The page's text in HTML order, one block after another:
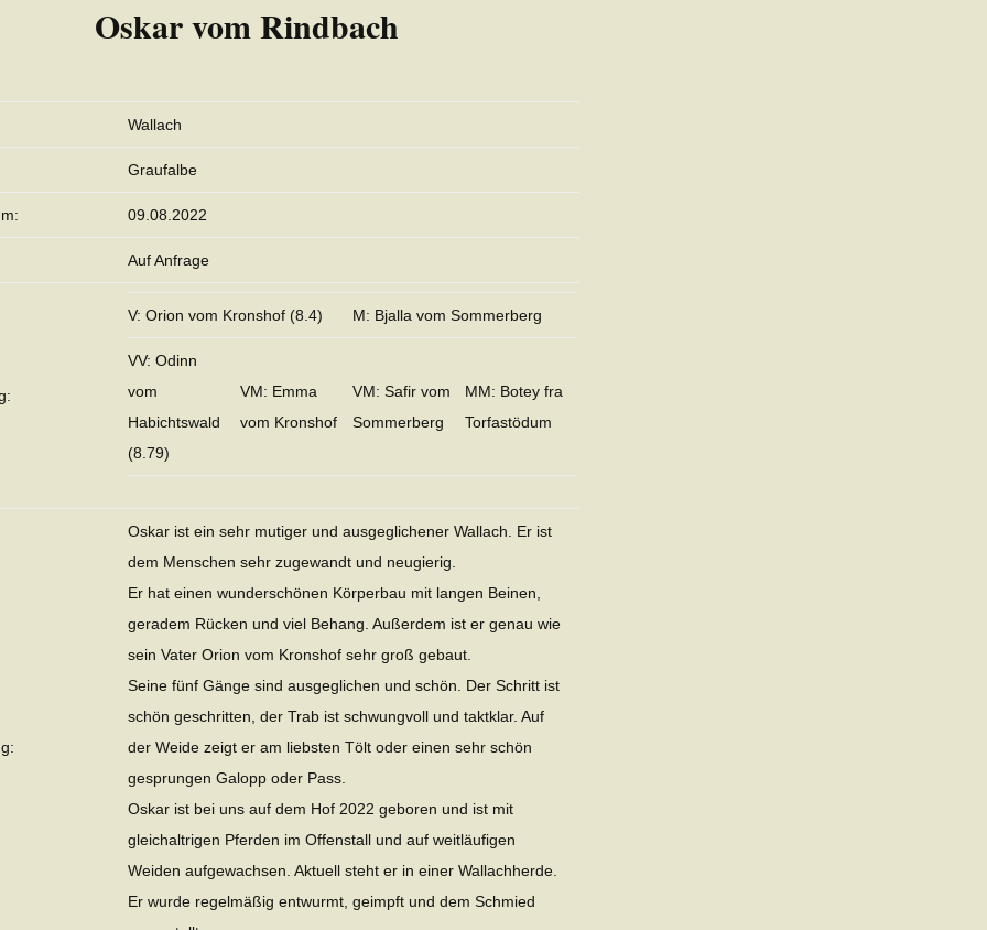
Oskar vom Rindbach
Wallach
Graufalbe
09.08.2022
Auf Anfrage
V: Orion vom Kronshof (8.4) M: Bjalla vom Sommerberg
VV: Odinn
vom
Habichtswald
(8.79)
VM: Emma
vom Kronshof
VM: Safir vom
Sommerberg
MM: Botey fra
Torfastödum
Oskar ist ein sehr mutiger und ausgeglichener Wallach. Er ist
dem Menschen sehr zugewandt und neugierig.
Er hat einen wunderschönen Körperbau mit langen Beinen,
geradem Rücken und viel Behang. Außerdem ist er genau wie
sein Vater Orion vom Kronshof sehr groß gebaut.
Seine fünf Gänge sind ausgeglichen und schön. Der Schritt ist
schön geschritten, der Trab ist schwungvoll und taktklar. Auf
der Weide zeigt er am liebsten Tölt oder einen sehr schön
gesprungen Galopp oder Pass.
Oskar ist bei uns auf dem Hof 2022 geboren und ist mit
gleichaltrigen Pferden im Offenstall und auf weitläufigen
Weiden aufgewachsen. Aktuell steht er in einer Wallachherde.
Er wurde regelmäßig entwurmt, geimpft und dem Schmied